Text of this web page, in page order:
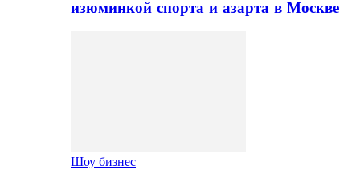
изюминкой спорта и азарта в Москве
Шоу бизнес